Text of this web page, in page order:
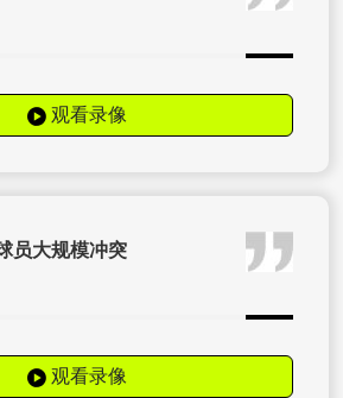
观看录像
员大规模冲突
观看录像